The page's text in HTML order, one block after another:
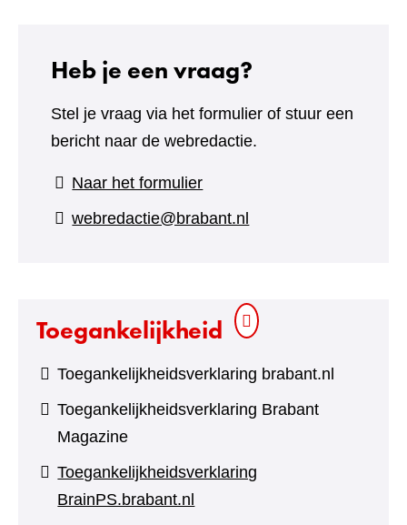
Heb je een vraag?
Stel je vraag via het formulier of stuur een
bericht naar de webredactie.
Naar het formulier(verwijst
naar
webredactie@brabant.nl
Toegankelijkheid
Toegankelijkheidsverklaring brabant.nl
Toegankelijkheidsverklaring Brabant
Magazine
Toegankelijkheidsverklaring
BrainPS.brabant.nl